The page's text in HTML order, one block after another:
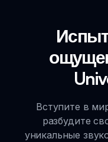
Вступите в
разбудите
уникальные